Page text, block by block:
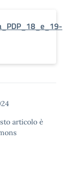
articolo è